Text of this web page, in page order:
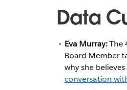
Data
Eva Murray:The
Board Member
why she
conversation